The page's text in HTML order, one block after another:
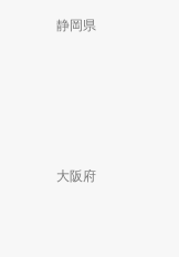
静岡県
大阪府